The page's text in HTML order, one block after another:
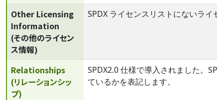
Other Licensing
Information
(その他のライセン
ス情報)
SPDX ライセンスリストにないライ
Relationships
(リレーションシッ
プ)
SPDX2.0 仕様で導入されました。
ているかを表記します。